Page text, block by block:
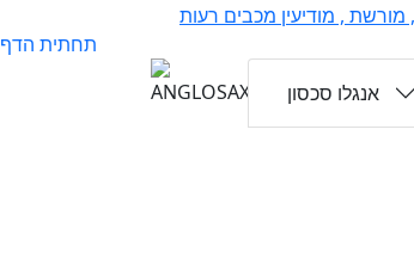
מורשת , מודיעין מכבים רעות
תחתית הדף
אנגלו סכסון